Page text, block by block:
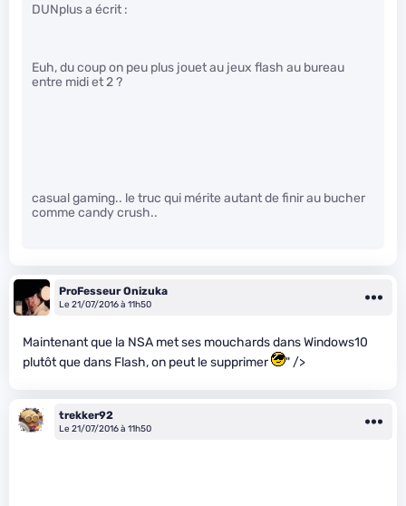
DUNplus a écrit :
Euh, du coup on peu plus jouet au jeux flash au bureau
entre midi et 2 ?
casual gaming.. le truc qui mérite autant de finir au bucher
comme candy crush..
ProFesseur Onizuka
Le 21/07/2016 à 11h50
Maintenant que la NSA met ses mouchards dans Windows10
plutôt que dans Flash, on peut le supprimer
" />
trekker92
Le 21/07/2016 à 11h50